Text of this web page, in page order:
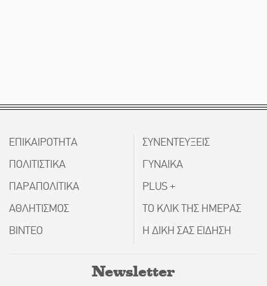
ΕΠΙΚΑΙΡΟΤΗΤΑ
ΠΟΛΙΤΙΣΤΙΚΑ
ΠΑΡΑΠΟΛΙΤΙΚΑ
ΑΘΛΗΤΙΣΜΟΣ
ΒΙΝΤΕΟ
ΣΥΝΕΝΤΕΥΞΕΙΣ
ΓΥΝΑΙΚΑ
PLUS +
ΤΟ ΚΛΙΚ ΤΗΣ ΗΜΕΡΑΣ
Η ΔΙΚΗ ΣΑΣ ΕΙΔΗΣΗ
Newsletter